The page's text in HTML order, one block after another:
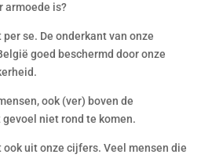
armoede is?
se. De onderkant van onze
goed beschermd door onze
ook (ver) boven de
niet rond te komen.
ook uit onze cijfers. Veel mensen die